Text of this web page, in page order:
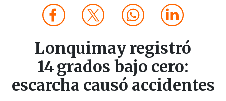
Lonquimay registró
14 grados bajo cero:
escarcha causó accidentes